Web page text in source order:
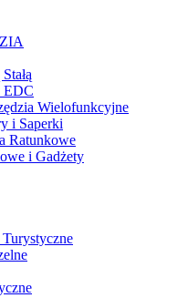
EDC
Wielofunkcyjne
i Saperki
Ratunkowe
i Gadżety